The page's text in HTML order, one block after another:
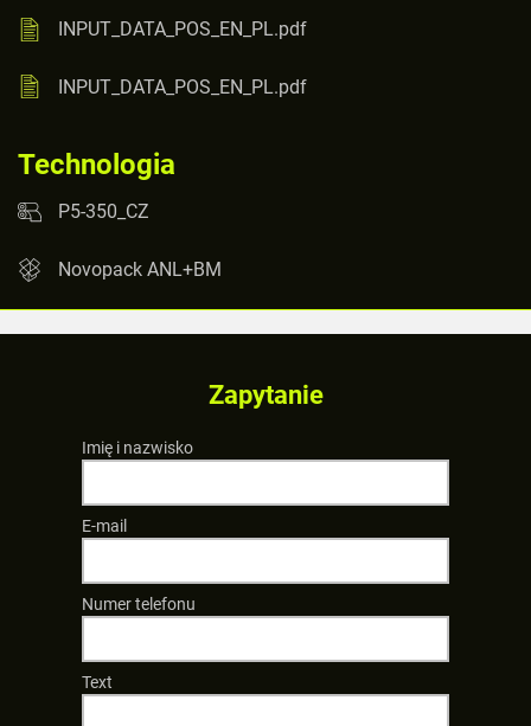
INPUT_DATA_POS_EN_PL.pdf
INPUT_DATA_POS_EN_PL.pdf
Technologia
P5-350_CZ
Novopack ANL+BM
Zapytanie
Imię i nazwisko
E-mail
Numer telefonu
Text